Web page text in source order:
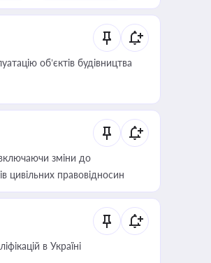
об’єктів будівництва
зміни до
цивільних правовідносин
в Україні